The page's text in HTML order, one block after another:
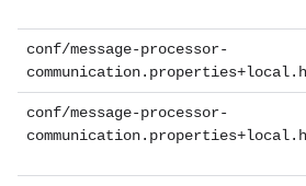
conf/message-processor-
conf/message-processor-